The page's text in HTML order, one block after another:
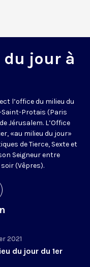
jour à
l’office du milieu du
Saint-Protais (Paris
Jérusalem. L’Office
«au milieu du jour»
de Tierce, Sexte et
Seigneur entre
(Vêpres).
2021
du jour du 1er